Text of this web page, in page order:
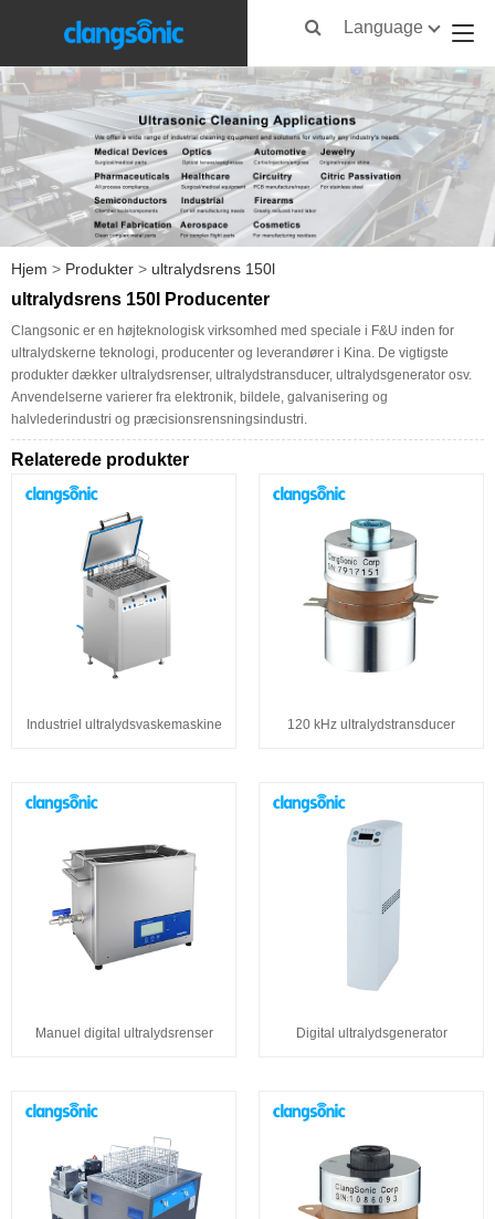
Language
Hjem > Produkter > ultralydsrens 150l
ultralydsrens 150l Producenter
Clangsonic er en højteknologisk virksomhed med speciale i F&U inden for
ultralydskerne teknologi, producenter og leverandører i Kina. De vigtigste
produkter dækker ultralydsrenser, ultralydstransducer, ultralydsgenerator osv.
Anvendelserne varierer fra elektronik, bildele, galvanisering og
halvlederindustri og præcisionsrensningsindustri.
Relaterede produkter
Industriel ultralydsvaskemaskine 120 kHz ultralydstransducer
Manuel digital ultralydsrenser Digital ultralydsgenerator